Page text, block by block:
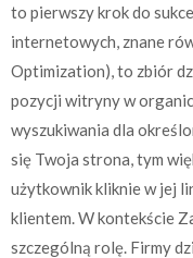
to pierwszy krok do
internetowych, znane
Optimization), to zbiór
pozycji witryny w
wyszukiwania dla
się Twoja strona, tym
użytkownik kliknie w jej
klientem. W kontekście
szczególną rolę. Firmy